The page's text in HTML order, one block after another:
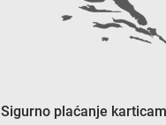
Sigurno plaćanje